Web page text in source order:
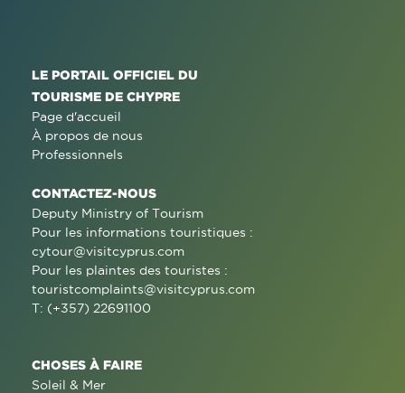
LE PORTAIL OFFICIEL DU
TOURISME DE CHYPRE
Page d'accueil
À propos de nous
Professionnels
CONTACTEZ-NOUS
Deputy Ministry of Tourism
Pour les informations touristiques :
cytour@visitcyprus.com
Pour les plaintes des touristes :
touristcomplaints@visitcyprus.com
T: (+357) 22691100
CHOSES À FAIRE
Soleil & Mer